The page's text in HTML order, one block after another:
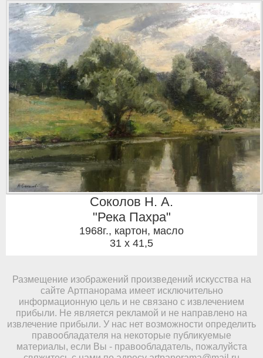
Соколов Н. А.
"Река Пахра"
1968г., картон, масло
31 x 41,5
Размещение изображений произведений искусства на
сайте Артпанорама имеет исключительно
информационную цель и не связано с извлечением
прибыли. Не является рекламой и не направлено на
извлечение прибыли. У нас нет возможности определить
правообладателя на некоторые публикуемые
материалы, если Вы - правообладатель, пожалуйста